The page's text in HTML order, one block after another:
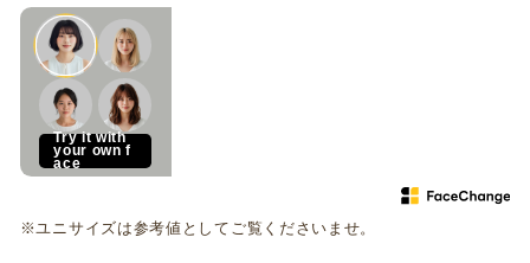
Try it with
your own f
ace
※ユニサイズは参考値としてご覧くださいませ。